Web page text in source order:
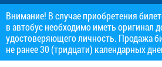
Внимание! В случае приобретения
в автобус необходимо иметь оригинал
удостоверяющего личность. Продажа
не ранее 30 (тридцати) календарных